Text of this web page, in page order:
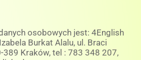
osobowych jest: 4English
Burkat Alalu, ul. Braci
389 Kraków, tel : 783 348 207,